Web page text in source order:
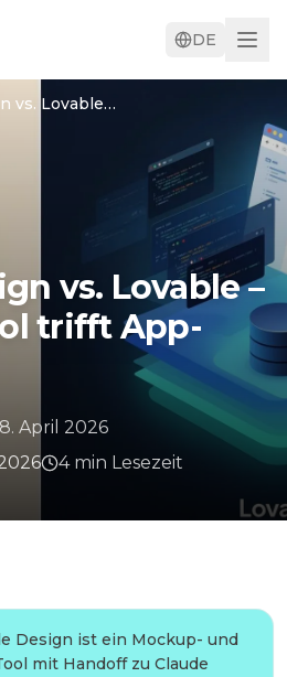
DE
Claude Design vs. Lovable – Mockup-Tool trifft App-Builder
vs. Lovable –
trifft App-
April 2026
4min Lesezeit
Design ist ein Mockup- und
mit Handoff zu Claude